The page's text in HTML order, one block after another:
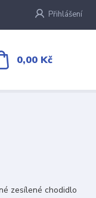
Přihlášení
0,00 Kč
zesílené chodidlo